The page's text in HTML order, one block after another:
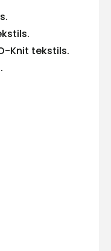
Knit tekstils.